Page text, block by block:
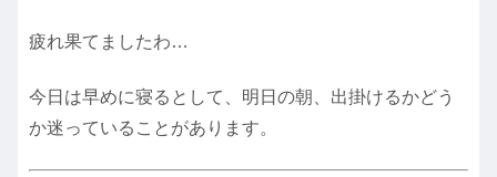
疲れ果てましたわ…
今日は早めに寝るとして、明日の朝、出掛けるかどう
か迷っていることがあります。